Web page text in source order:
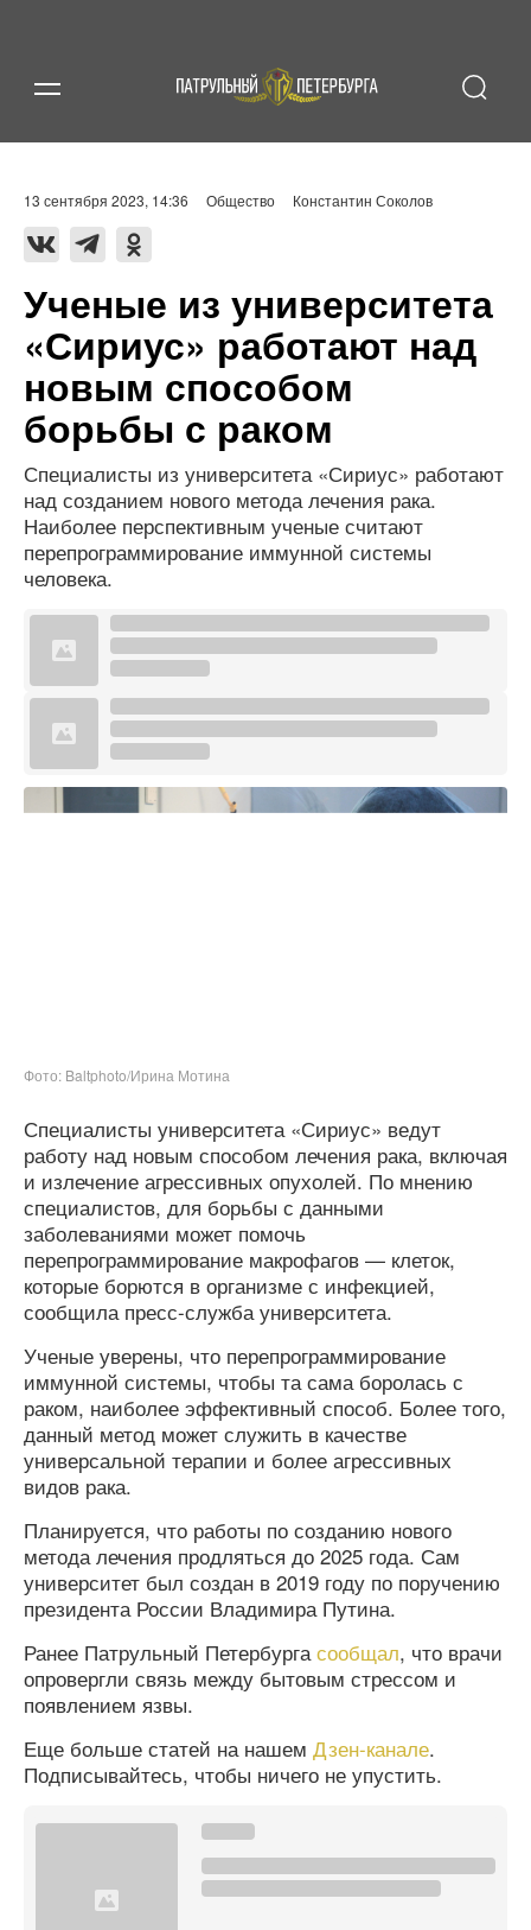
13 сентября 2023, 14:36 Общество Константин Соколов
Ученые из университета
«Сириус» работают над
новым способом
борьбы с раком
Специалисты из университета «Сириус» работают
над созданием нового метода лечения рака.
Наиболее перспективным ученые считают
перепрограммирование иммунной системы
человека.
Фото: Baltphoto/Ирина Мотина
Специалисты университета «Сириус» ведут
работу над новым способом лечения рака, включая
и излечение агрессивных опухолей. По мнению
специалистов, для борьбы с данными
заболеваниями может помочь
перепрограммирование макрофагов — клеток,
которые борются в организме с инфекцией,
сообщила пресс-служба университета.
Ученые уверены, что перепрограммирование
иммунной системы, чтобы та сама боролась с
раком, наиболее эффективный способ. Более того,
данный метод может служить в качестве
универсальной терапии и более агрессивных
видов рака.
Планируется, что работы по созданию нового
метода лечения продляться до 2025 года. Сам
университет был создан в 2019 году по поручению
президента России Владимира Путина.
Ранее Патрульный Петербургасообщал, что врачи
опровергли связь между бытовым стрессом и
появлением язвы.
Еще больше статей на нашем Дзен-канале.
Подписывайтесь, чтобы ничего не упустить.